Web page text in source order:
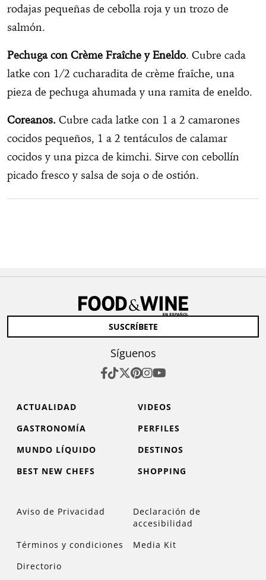
rodajas pequeñas de cebolla roja y un trozo de
salmón.
Pechuga con Crème Fraîche y Eneldo. Cubre cada
latke con 1/2 cucharadita de crème fraîche, una
pieza de pechuga ahumada y una ramita de eneldo.
Coreanos. Cubre cada latke con 1 a 2 camarones
cocidos pequeños, 1 a 2 tentáculos de calamar
cocidos y una pizca de kimchi. Sirve con cebollín
picado fresco y salsa de soja o de ostión.
SUSCRÍBETE
Síguenos
ACTUALIDAD
VIDEOS
GASTRONOMÍA
PERFILES
MUNDO LÍQUIDO
DESTINOS
BEST NEW CHEFS
SHOPPING
Aviso de Privacidad
Declaración de
accesibilidad
Términos y condiciones
Media Kit
Directorio